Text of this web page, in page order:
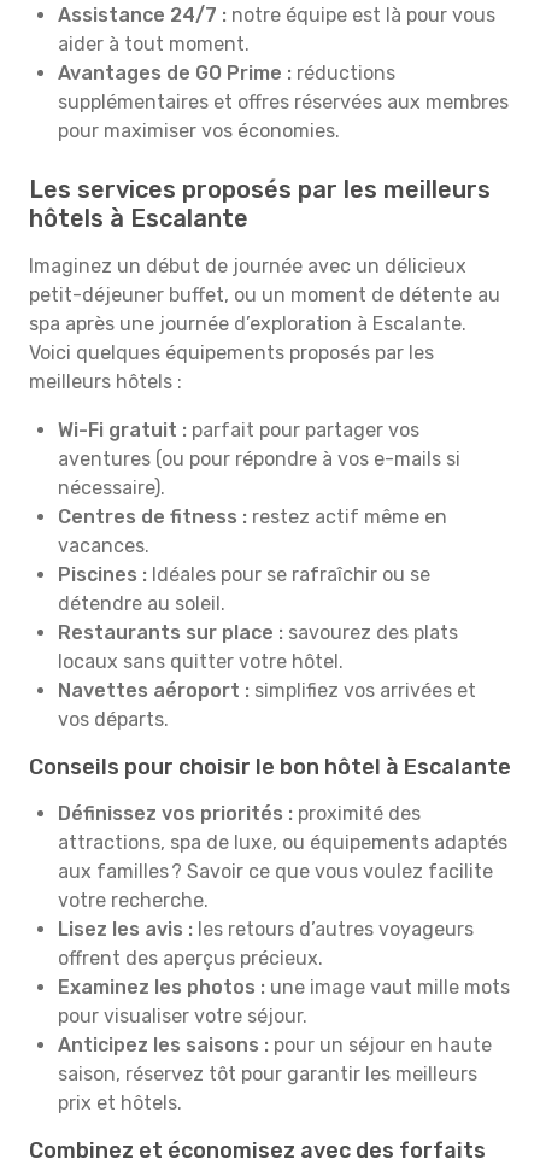
Assistance 24/7 : notre équipe est là pour vous
aider à tout moment.
Avantages de GO Prime : réductions
supplémentaires et offres réservées aux membres
pour maximiser vos économies.
Les services proposés par les meilleurs
hôtels à Escalante
Imaginez un début de journée avec un délicieux
petit-déjeuner buffet, ou un moment de détente au
spa après une journée d’exploration à Escalante.
Voici quelques équipements proposés par les
meilleurs hôtels :
Wi-Fi gratuit : parfait pour partager vos
aventures (ou pour répondre à vos e-mails si
nécessaire).
Centres de fitness : restez actif même en
vacances.
Piscines : Idéales pour se rafraîchir ou se
détendre au soleil.
Restaurants sur place : savourez des plats
locaux sans quitter votre hôtel.
Navettes aéroport : simplifiez vos arrivées et
vos départs.
Conseils pour choisir le bon hôtel à Escalante
Définissez vos priorités : proximité des
attractions, spa de luxe, ou équipements adaptés
aux familles ? Savoir ce que vous voulez facilite
votre recherche.
Lisez les avis : les retours d’autres voyageurs
offrent des aperçus précieux.
Examinez les photos : une image vaut mille mots
pour visualiser votre séjour.
Anticipez les saisons : pour un séjour en haute
saison, réservez tôt pour garantir les meilleurs
prix et hôtels.
Combinez et économisez avec des forfaits